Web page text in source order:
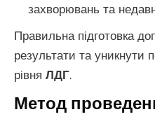
захворювань та
Правильна підготовка
результати та уникнути
рівня ЛДГ.
Метод